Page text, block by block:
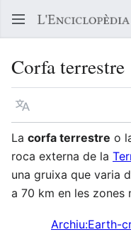
Corfa terrestre
Llegir en un atre
La corfa terrestre o
roca externa de la
una gruixa que varia
a 70 km en les zones
Archiu:Earth-